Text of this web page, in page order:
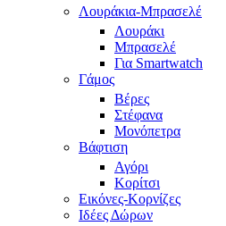
Λουράκια-Μπρασελέ
Λουράκι
Μπρασελέ
Για Smartwatch
Γάμος
Βέρες
Στέφανα
Μονόπετρα
Βάφτιση
Αγόρι
Κορίτσι
Εικόνες-Κορνίζες
Ιδέες Δώρων